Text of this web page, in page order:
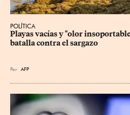
POLÍTICA
Playas vacías y "olor
batalla contra el sargazo
Por AFP